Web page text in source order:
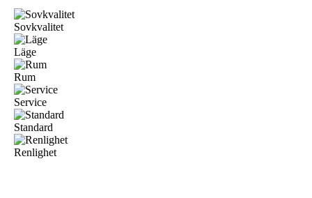
Sovkvalitet
Läge
Rum
Service
Standard
Renlighet